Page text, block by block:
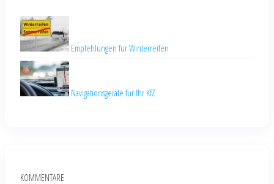
Empfehlungen für Winterreifen
Navigationsgeräte für Ihr KfZ
KOMMENTARE